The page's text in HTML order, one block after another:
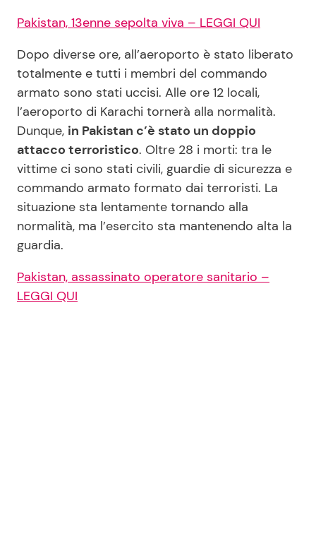
Pakistan, 13enne sepolta viva – LEGGI QUI
Dopo diverse ore, all’aeroporto è stato liberato
totalmente e tutti i membri del commando
armato sono stati uccisi. Alle ore 12 locali,
l’aeroporto di Karachi tornerà alla normalità.
Dunque, in Pakistan c’è stato un doppio
attacco terroristico. Oltre 28 i morti: tra le
vittime ci sono stati civili, guardie di sicurezza e
commando armato formato dai terroristi. La
situazione sta lentamente tornando alla
normalità, ma l’esercito sta mantenendo alta la
guardia.
Pakistan, assassinato operatore sanitario –
LEGGI QUI